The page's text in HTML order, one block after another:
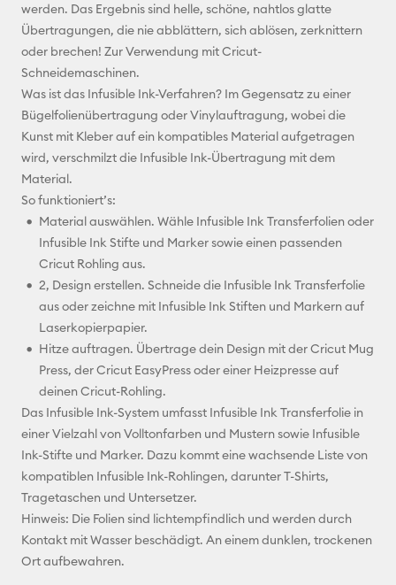
werden. Das Ergebnis sind helle, schöne, nahtlos glatte
Übertragungen, die nie abblättern, sich ablösen, zerknittern
oder brechen! Zur Verwendung mit Cricut-
Schneidemaschinen.
Was ist das Infusible Ink-Verfahren? Im Gegensatz zu einer
Bügelfolienübertragung oder Vinylauftragung, wobei die
Kunst mit Kleber auf ein kompatibles Material aufgetragen
wird, verschmilzt die Infusible Ink-Übertragung mit dem
Material.
So funktioniert’s:
Material auswählen. Wähle Infusible Ink Transferfolien oder
Infusible Ink Stifte und Marker sowie einen passenden
Cricut Rohling aus.
2, Design erstellen. Schneide die Infusible Ink Transferfolie
aus oder zeichne mit Infusible Ink Stiften und Markern auf
Laserkopierpapier.
Hitze auftragen. Übertrage dein Design mit der Cricut Mug
Press, der Cricut EasyPress oder einer Heizpresse auf
deinen Cricut-Rohling.
Das Infusible Ink-System umfasst Infusible Ink Transferfolie in
einer Vielzahl von Volltonfarben und Mustern sowie Infusible
Ink-Stifte und Marker. Dazu kommt eine wachsende Liste von
kompatiblen Infusible Ink-Rohlingen, darunter T-Shirts,
Tragetaschen und Untersetzer.
Hinweis: Die Folien sind lichtempfindlich und werden durch
Kontakt mit Wasser beschädigt. An einem dunklen, trockenen
Ort aufbewahren.